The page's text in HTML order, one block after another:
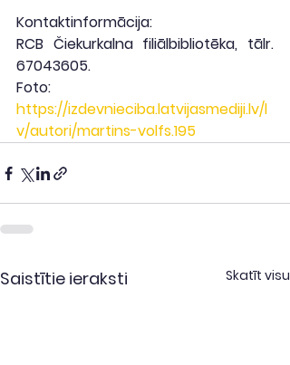
Kontaktinformācija:
RCB Čiekurkalna filiālbibliotēka, tālr.
67043605.
https://izdevnieciba.latvijasmediji.lv/l
v/autori/martins-volfs.195
Saistītie ieraksti Skatīt visu